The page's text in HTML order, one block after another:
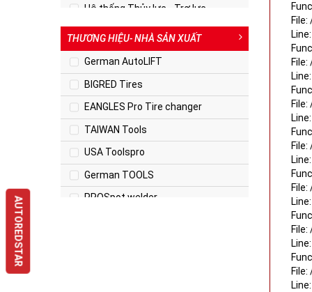
Hệ thống Thủy lực - Trợ lực
Hệ thống Phanh - An toàn
Hệ thống Lái - Lốp xe
Hệ thống Thay định kỳ
Dụng cụ Chuyên dụng
Thân vỏ xe
THƯƠNG HIỆU- NHÀ SẢN XUẤT
German AutoLIFT
BIGRED Tires
EANGLES Pro Tire changer
TAIWAN Tools
USA Toolspro
German TOOLS
PROSpot welder
AUTOREDSTAR